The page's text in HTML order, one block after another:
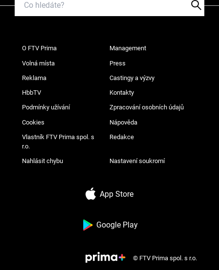
O FTV Prima Management
Volná místa Press
Reklama Castingy a výzvy
HbbTV Kontakty
Podmínky užívání Zpracování osobních údajů
Cookies Nápověda
Vlastník FTV Prima spol. s
r.o.
Redakce
Nahlásit chybu Nastavení soukromí
App Store
Google Play
© FTV Prima spol. s r.o.